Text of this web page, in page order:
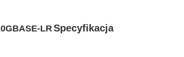
LRSpecyfikacja